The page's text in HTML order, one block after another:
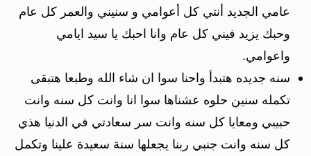
عامي الجديد أنتي كل أعوامي و سنيني والعمر كل عام
وحبك يزيد فيني كل عام وانا احبك يا سيد ايامي
واعوامي.
سنه جديده هتبدأ واحنا سوا ان شاء الله وطبعا هتبقى
تكمله سنين حلوه عشناها سوا انا وانت كل سنه وانت
حبيبي ومعايا كل سنه وانت سر سعادتي في الدنيا هذي
كل سنه وانت جنبي ربنا يجعلها سنة سعيدة علينا وتكمل